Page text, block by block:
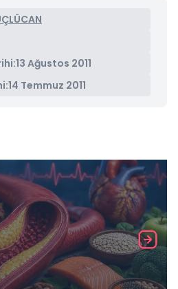
13 Ağustos 2011
14 Temmuz 2011